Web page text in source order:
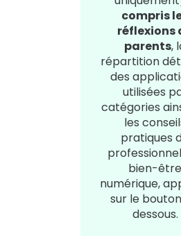
compris
réflexions
parents,
répartition
des
utilisées
catégories
les
pratiques
bien-être
numérique,
sur le
dessous.